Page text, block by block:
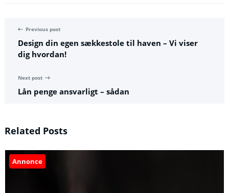
Previous post
Design din egen sækkestole til haven – Vi viser
dig hvordan!
Next post
Lån penge ansvarligt – sådan
Related Posts
Annonce